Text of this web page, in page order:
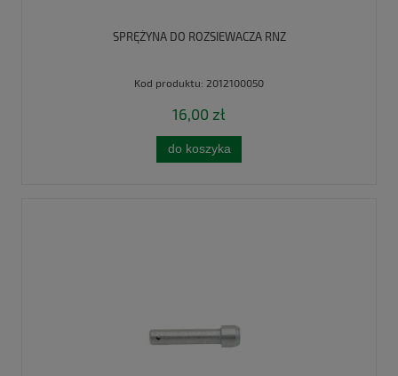
SPRĘŻYNA DO ROZSIEWACZA RNZ
Kod produktu: 2012100050
16,00 zł
do koszyka